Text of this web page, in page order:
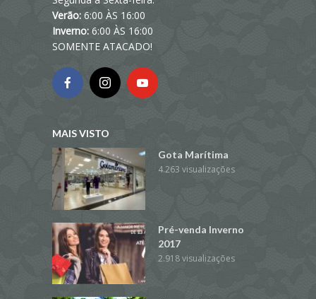
Verão: 6:00 ÀS 16:00
Inverno: 6:00 ÀS 16:00
SOMENTE ATACADO!
MAIS VISTO
Gota Marítima
4.263 visualizações
Pré-venda Inverno
2017
2.918 visualizações